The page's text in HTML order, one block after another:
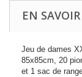
EN
Jeu de dames
85x85cm, 20
et 1 sac de